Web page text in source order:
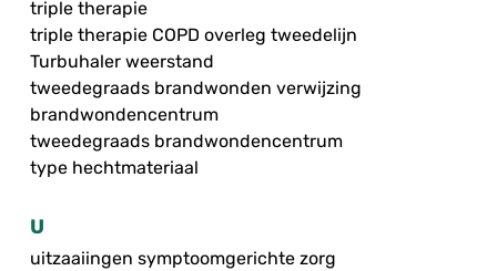
triple therapie
triple therapie COPD overleg tweedelijn
Turbuhaler weerstand
tweedegraads brandwonden verwijzing
brandwondencentrum
tweedegraads brandwondencentrum
type hechtmateriaal
U
uitzaaiingen symptoomgerichte zorg